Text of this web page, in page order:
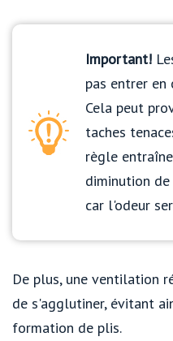
Important!
pas entrer
Cela peut
taches
règle
diminution
car l'odeur
De plus, une ventilation
de s'agglutiner, évitant
formation de plis.